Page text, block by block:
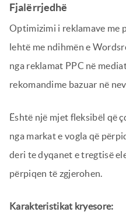
Fjalërrjedhë
Optimizimi i reklamave me
lehtë me ndihmën e
nga reklamat PPC në
rekomandime bazuar në
Është një mjet fleksibël që
nga markat e vogla që
deri te dyqanet e tregtisë
përpiqen të zgjerohen.
Karakteristikat kryesore: